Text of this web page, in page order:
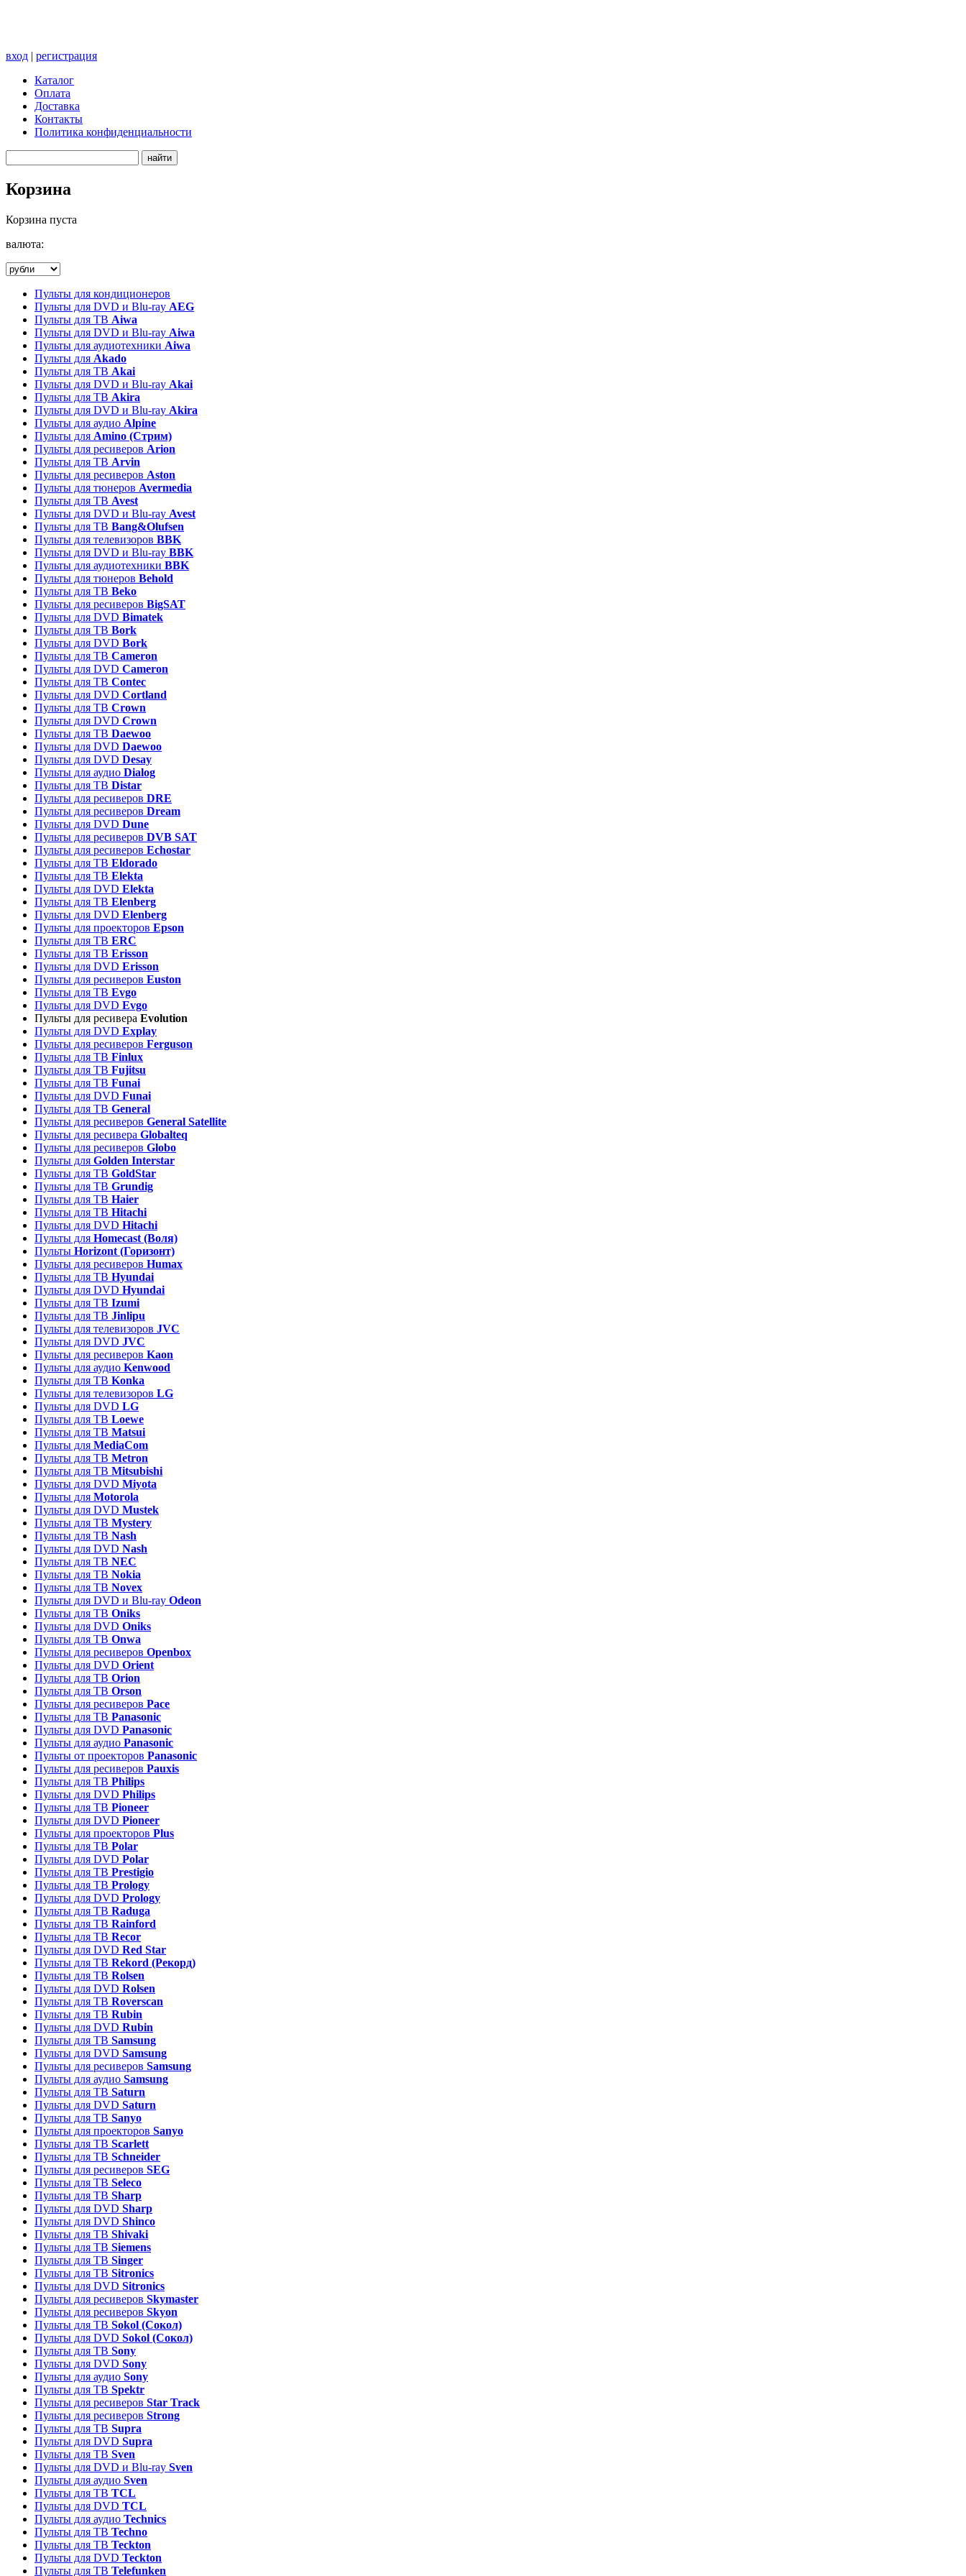
вход | регистрация
Каталог
Оплата
Доставка
Контакты
Политика конфиденциальности
Корзина
Корзина пуста
валюта:
Пульты для кондиционеров
Пульты для DVD и Blu-ray AEG
Пульты для ТВ Aiwa
Пульты для DVD и Blu-ray Aiwa
Пульты для аудиотехники Aiwa
Пульты для Akado
Пульты для ТВ Akai
Пульты для DVD и Blu-ray Akai
Пульты для ТВ Akira
Пульты для DVD и Blu-ray Akira
Пульты для аудио Alpine
Пульты для Amino (Стрим)
Пульты для ресиверов Arion
Пульты для ТВ Arvin
Пульты для ресиверов Aston
Пульты для тюнеров Avermedia
Пульты для ТВ Avest
Пульты для DVD и Blu-ray Avest
Пульты для ТВ Bang&Olufsen
Пульты для телевизоров BBK
Пульты для DVD и Blu-ray BBK
Пульты для аудиотехники BBK
Пульты для тюнеров Behold
Пульты для ТВ Beko
Пульты для ресиверов BigSAT
Пульты для DVD Bimatek
Пульты для ТВ Bork
Пульты для DVD Bork
Пульты для ТВ Cameron
Пульты для DVD Cameron
Пульты для ТВ Contec
Пульты для DVD Cortland
Пульты для ТВ Crown
Пульты для DVD Crown
Пульты для ТВ Daewoo
Пульты для DVD Daewoo
Пульты для DVD Desay
Пульты для аудио Dialog
Пульты для ТВ Distar
Пульты для ресиверов DRE
Пульты для ресиверов Dream
Пульты для DVD Dune
Пульты для ресиверов DVB SAT
Пульты для ресиверов Echostar
Пульты для ТВ Eldorado
Пульты для ТВ Elekta
Пульты для DVD Elekta
Пульты для ТВ Elenberg
Пульты для DVD Elenberg
Пульты для проекторов Epson
Пульты для ТВ ERC
Пульты для ТВ Erisson
Пульты для DVD Erisson
Пульты для ресиверов Euston
Пульты для ТВ Evgo
Пульты для DVD Evgo
Пульты для ресивера Evolution
Пульты для DVD Explay
Пульты для ресиверов Ferguson
Пульты для ТВ Finlux
Пульты для ТВ Fujitsu
Пульты для ТВ Funai
Пульты для DVD Funai
Пульты для ТВ General
Пульты для ресиверов General Satellite
Пульты для ресивера Globalteq
Пульты для ресиверов Globo
Пульты для Golden Interstar
Пульты для ТВ GoldStar
Пульты для ТВ Grundig
Пульты для ТВ Haier
Пульты для ТВ Hitachi
Пульты для DVD Hitachi
Пульты для Homecast (Воля)
Пульты Horizont (Горизонт)
Пульты для ресиверов Humax
Пульты для ТВ Hyundai
Пульты для DVD Hyundai
Пульты для ТВ Izumi
Пульты для ТВ Jinlipu
Пульты для телевизоров JVC
Пульты для DVD JVC
Пульты для ресиверов Kaon
Пульты для аудио Kenwood
Пульты для ТВ Konka
Пульты для телевизоров LG
Пульты для DVD LG
Пульты для ТВ Loewe
Пульты для ТВ Matsui
Пульты для MediaCom
Пульты для ТВ Metron
Пульты для TB Mitsubishi
Пульты для DVD Miyota
Пульты для Motorola
Пульты для DVD Mustek
Пульты для ТВ Mystery
Пульты для ТВ Nash
Пульты для DVD Nash
Пульты для ТВ NEC
Пульты для ТВ Nokia
Пульты для ТВ Novex
Пульты для DVD и Blu-ray Odeon
Пульты для ТВ Oniks
Пульты для DVD Oniks
Пульты для ТВ Onwa
Пульты для ресиверов Openbox
Пульты для DVD Orient
Пульты для ТВ Orion
Пульты для ТВ Orson
Пульты для ресиверов Pace
Пульты для ТВ Panasonic
Пульты для DVD Panasonic
Пульты для аудио Panasonic
Пульты от проекторов Panasonic
Пульты для ресиверов Pauxis
Пульты для ТВ Philips
Пульты для DVD Philips
Пульты для ТВ Pioneer
Пульты для DVD Pioneer
Пульты для проекторов Plus
Пульты для ТВ Polar
Пульты для DVD Polar
Пульты для ТВ Prestigio
Пульты для ТВ Prology
Пульты для DVD Prology
Пульты для ТВ Raduga
Пульты для ТВ Rainford
Пульты для ТВ Recor
Пульты для DVD Red Star
Пульты для ТВ Rekord (Рекорд)
Пульты для ТВ Rolsen
Пульты для DVD Rolsen
Пульты для ТВ Roverscan
Пульты для ТВ Rubin
Пульты для DVD Rubin
Пульты для ТВ Samsung
Пульты для DVD Samsung
Пульты для ресиверов Samsung
Пульты для аудио Samsung
Пульты для ТВ Saturn
Пульты для DVD Saturn
Пульты для ТВ Sanyo
Пульты для проекторов Sanyo
Пульты для ТВ Scarlett
Пульты для ТВ Schneider
Пульты для ресиверов SEG
Пульты для ТВ Seleco
Пульты для ТВ Sharp
Пульты для DVD Sharp
Пульты для DVD Shinco
Пульты для ТВ Shivaki
Пульты для ТВ Siemens
Пульты для ТВ Singer
Пульты для ТВ Sitronics
Пульты для DVD Sitronics
Пульты для ресиверов Skymaster
Пульты для ресиверов Skyon
Пульты для ТВ Sokol (Сокол)
Пульты для DVD Sokol (Сокол)
Пульты для ТВ Sony
Пульты для DVD Sony
Пульты для аудио Sony
Пульты для ТВ Spektr
Пульты для ресиверов Star Track
Пульты для ресиверов Strong
Пульты для ТВ Supra
Пульты для DVD Supra
Пульты для ТВ Sven
Пульты для DVD и Blu-ray Sven
Пульты для аудио Sven
Пульты для ТВ TCL
Пульты для DVD TCL
Пульты для аудио Technics
Пульты для ТВ Techno
Пульты для ТВ Teckton
Пульты для DVD Teckton
Пульты для ТВ Telefunken